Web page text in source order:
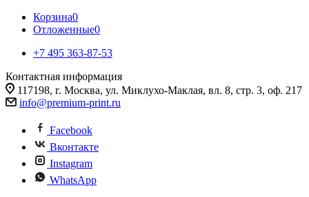
Корзина0
Отложенные0
+7 495 363-87-53
Контактная информация
117198, г. Москва, ул. Миклухо-Маклая, вл. 8, стр. 3, оф. 217
info@premium-print.ru
Facebook
Вконтакте
Instagram
WhatsApp